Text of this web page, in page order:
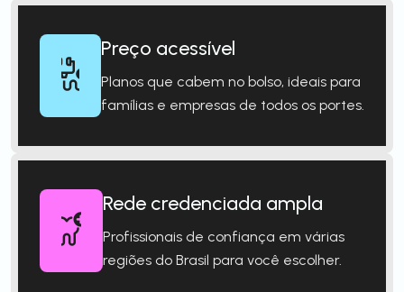
Preço acessível
Planos que cabem no bolso, ideais para
famílias e empresas de todos os portes.
Rede credenciada ampla
Profissionais de confiança em várias
regiões do Brasil para você escolher.